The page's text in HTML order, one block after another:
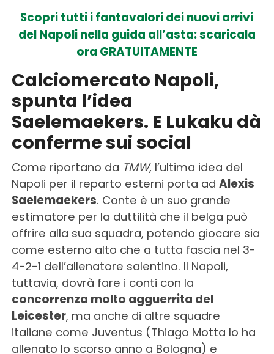
Scopri tutti i fantavalori dei nuovi arrivi
del Napoli nella guida all’asta: scaricala
ora GRATUITAMENTE
Calciomercato Napoli,
spunta l’idea
Saelemaekers. E Lukaku dà
conferme sui social
Come riportano da TMW, l’ultima idea del
Napoli per il reparto esterni porta ad Alexis
Saelemaekers. Conte è un suo grande
estimatore per la duttilità che il belga può
offrire alla sua squadra, potendo giocare sia
come esterno alto che a tutta fascia nel 3-
4-2-1 dell’allenatore salentino. Il Napoli,
tuttavia, dovrà fare i conti con la
concorrenza molto agguerrita del
Leicester, ma anche di altre squadre
italiane come Juventus (Thiago Motta lo ha
allenato lo scorso anno a Bologna) e